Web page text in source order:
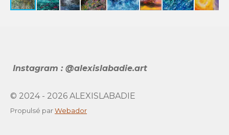
Instagram : @alexislabadie.art
© 2024 - 2026 ALEXISLABADIE
Propulsé parWebador